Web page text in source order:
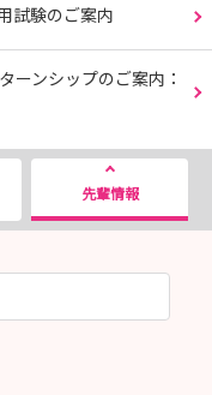
試験のご案内
ーンシップのご案内：
先輩情報